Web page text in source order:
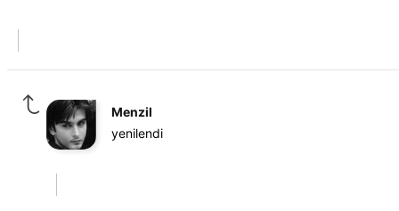
Menzil
yenilendi